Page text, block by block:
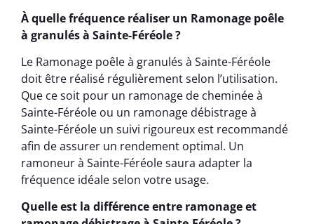
À quelle fréquence réaliser un Ramonage poêle
à granulés à Sainte-Féréole ?
Le Ramonage poêle à granulés à Sainte-Féréole
doit être réalisé régulièrement selon l’utilisation.
Que ce soit pour un ramonage de cheminée à
Sainte-Féréole ou un ramonage débistrage à
Sainte-Féréole un suivi rigoureux est recommandé
afin de assurer un rendement optimal. Un
ramoneur à Sainte-Féréole saura adapter la
fréquence idéale selon votre usage.
Quelle est la différence entre ramonage et